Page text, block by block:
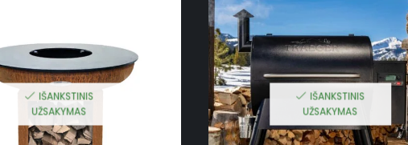
IŠANKSTINIS
UŽSAKYMAS
IŠANKSTINIS
UŽSAKYMAS